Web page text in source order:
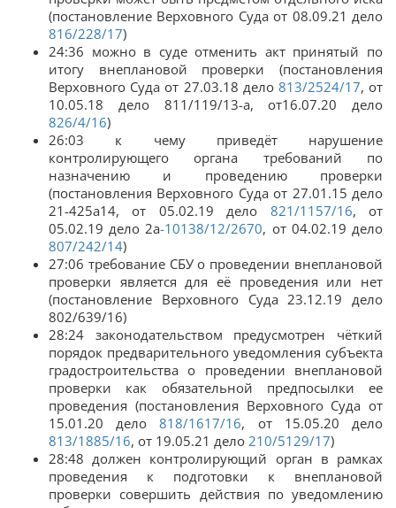
(постановление Верховного Суда от 08.09.21 дело
816/228/17)
24:36 можно в суде отменить акт принятый по
итогу внеплановой проверки (постановления
Верховного Суда от 27.03.18 дело 813/2524/17, от
10.05.18 дело 811/119/13-а, от16.07.20 дело
826/4/16)
26:03 к чему приведёт нарушение
контролирующего органа требований по
назначению и проведению проверки
(постановления Верховного Суда от 27.01.15 дело
21-425а14, от 05.02.19 дело 821/1157/16, от
05.02.19 дело 2а-10138/12/2670, от 04.02.19 дело
807/242/14)
27:06 требование СБУ о проведении внеплановой
проверки является для её проведения или нет
(постановление Верховного Суда 23.12.19 дело
802/639/16)
28:24 законодательством предусмотрен чёткий
порядок предварительного уведомления субъекта
градостроительства о проведении внеплановой
проверки как обязательной предпосылки ее
проведения (постановления Верховного Суда от
15.01.20 дело818/1617/16, от 15.05.20 дело
813/1885/16, от 19.05.21 дело 210/5129/17)
28:48 должен контролирующий орган в рамках
проведения к подготовки к внеплановой
проверки совершить действия по уведомлению